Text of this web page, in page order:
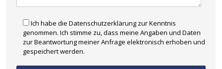
Ich habe die Datenschutzerklärung zur Kenntnis
genommen. Ich stimme zu, dass meine Angaben und Daten
zur Beantwortung meiner Anfrage elektronisch erhoben und
gespeichert werden.